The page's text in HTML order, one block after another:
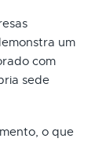
um
com
sede
o que